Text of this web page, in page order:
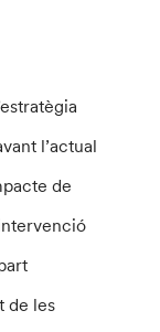
l’actual
de
de les